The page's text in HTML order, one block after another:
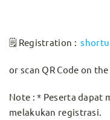
🗒️ Registration :
or scan QR Code on the
Note : * Peserta dapat
melakukan registrasi.